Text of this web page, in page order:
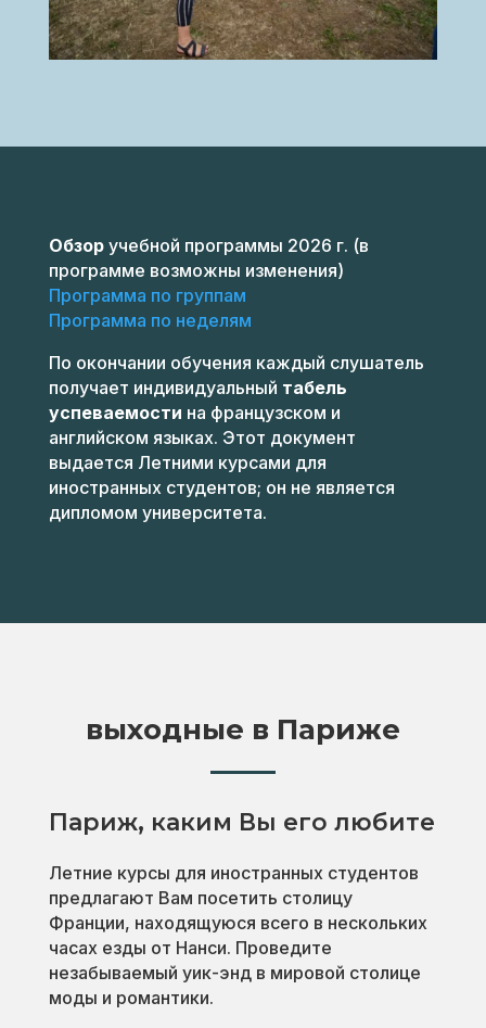
Обзоручебной программы 2026 г. (в
программе возможны изменения)
Программа по группам
Программа по неделям
По окончании обучения каждый слушатель
получает индивидуальный табель
успеваемости на французском и
английском языках. Этот документ
выдается Летними курсами для
иностранных студентов; он не является
дипломом университета.
выходные в Париже
Париж, каким Вы его любите
Летние курсы для иностранных студентов
предлагают Вам посетить столицу
Франции, находящуюся всего в нескольких
часах езды от Нанси. Проведите
незабываемый уик-энд в мировой столице
моды и романтики.